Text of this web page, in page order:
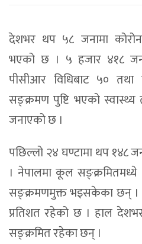
देशभर थप ५८ जनामा
भएको छ । ५ हजार ४१८
पीसीआर विधिबाट ५० तथा
सङ्क्रमण पुष्टि भएको
जनाएको छ ।
पछिल्लो २४ घण्टामा थप १४८
। नेपालमा कूल
सङ्क्रमणमुक्त भइसकेका छन् ।
प्रतिशत रहेको छ । हाल
सङ्क्रमित रहेका छन् ।